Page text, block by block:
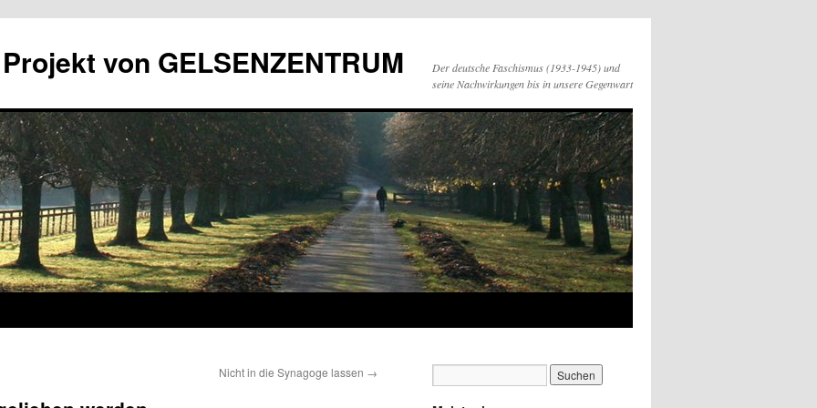
von GELSENZENTRUM
Der deutsche Faschismus (1933-1945) und
seine Nachwirkungen bis in unsere Gegenwart
Nicht in die Synagoge lassen →